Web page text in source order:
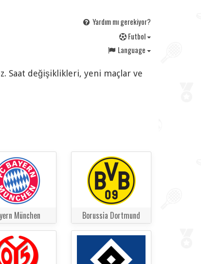
Yardım mı gerekiyor?
Futbol
Language
Saat değişiklikleri, yeni maçlar ve
München Borussia Dortmund